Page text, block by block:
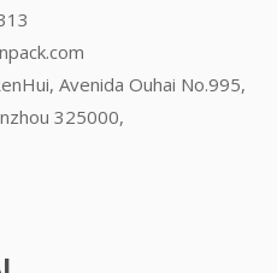
Avenida Ouhai No.995,
325000,